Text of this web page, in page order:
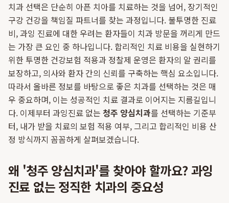
치과 선택은 단순히 아픈 치아를 치료하는 것을 넘어, 장기적인
구강 건강을 책임질 파트너를 찾는 과정입니다. 불투명한 진료
비, 과잉 진료에 대한 우려는 환자들이 치과 방문을 꺼리게 만드
는 가장 큰 요인 중 하나입니다. 합리적인 치료 비용을 실현하기
위한 투명한 건강보험 적용과 정찰제 운영은 환자의 알 권리를
보장하고, 의사와 환자 간의 신뢰를 구축하는 핵심 요소입니다.
따라서 올바른 정보를 바탕으로 좋은 치과를 선택하는 것은 매
우 중요하며, 이는 성공적인 치료 결과로 이어지는 지름길입니
다. 이제부터 과잉진료 없는 청주 양심치과를 선택하는 기준부
터, 내가 받을 치료의 보험 적용 여부, 그리고 합리적인 비용 산
정 방식까지 꼼꼼하게 살펴보겠습니다.
왜 '청주 양심치과'를 찾아야 할까요? 과잉
진료 없는 정직한 치과의 중요성